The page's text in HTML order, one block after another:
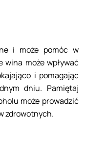
i może pomóc w
wina może wpływać
i pomagając
dniu. Pamiętaj
może prowadzić
zdrowotnych.